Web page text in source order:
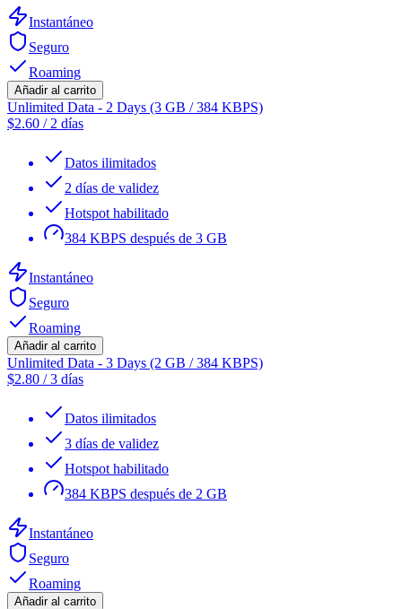
Instantáneo
Seguro
Roaming
Añadir al carrito
Unlimited Data - 2 Days (3 GB / 384 KBPS)
$2.60 / 2 días
Datos ilimitados
2 días de validez
Hotspot habilitado
384 KBPS después de 3 GB
Instantáneo
Seguro
Roaming
Añadir al carrito
Unlimited Data - 3 Days (2 GB / 384 KBPS)
$2.80 /3 días
Datos ilimitados
3 días de validez
Hotspot habilitado
384 KBPS después de 2 GB
Instantáneo
Seguro
Roaming
Añadir al carrito